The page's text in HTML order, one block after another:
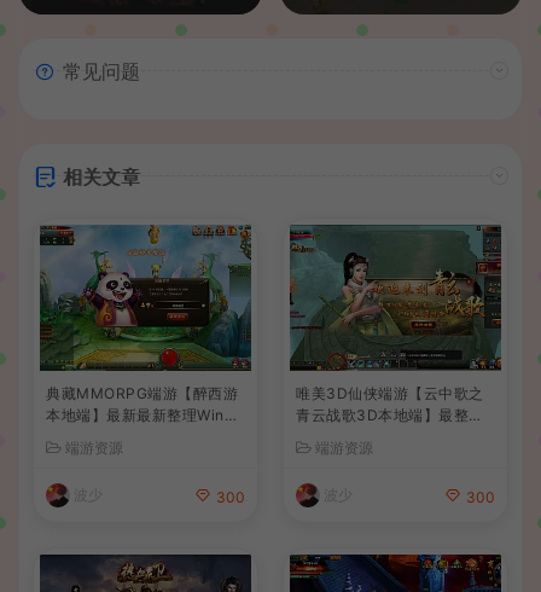
常见问题
相关文章
典藏MMORPG端游【醉西游
本地端】最新最新整理Win系
+详细搭建教程
端游资源
波少 300
唯美3D仙侠端游【云中歌之
青云战歌3D本地端】最整理
M工具+详细搭建教程
端游资源
波少 300